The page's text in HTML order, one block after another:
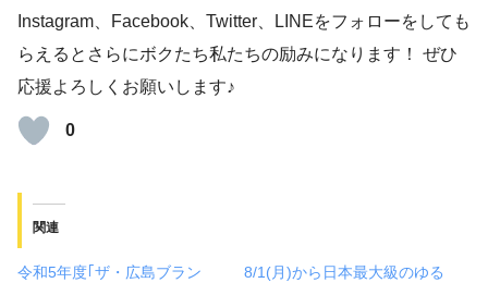
Instagram、Facebook、Twitter、LINEをフォローをしても
らえるとさらにボクたち私たちの励みになります！ ぜひ
応援よろしくお願いします♪
0
関連
令和5年度｢ザ・広島ブラン
8/1(月)から日本最大級のゆる